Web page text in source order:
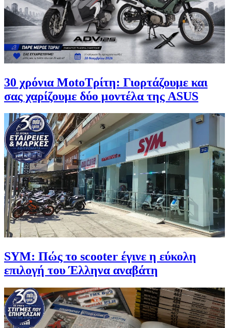
30 χρόνια MotoΤρίτη: Γιορτάζουμε και
σας χαρίζουμε δύο μοντέλα της ASUS
SYM: Πώς το scooter έγινε η εύκολη
επιλογή του Έλληνα αναβάτη